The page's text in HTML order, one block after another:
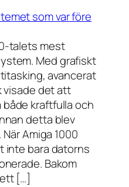
som var före
talets mest
Med grafiskt
avancerat
visade det att
kraftfulla och
detta blev
Amiga 1000
inte bara datorns
Bakom
[…]